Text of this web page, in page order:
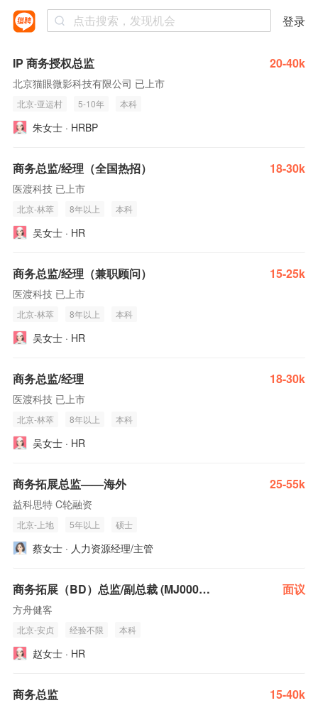
登录
IP 商务授权总监 20-40k
北京猫眼微影科技有限公司 已上市
北京-亚运村 5-10年 本科
朱女士 · HRBP
商务总监/经理（全国热招） 18-30k
医渡科技 已上市
北京-林萃 8年以上 本科
吴女士 · HR
商务总监/经理（兼职顾问） 15-25k
医渡科技 已上市
北京-林萃 8年以上 本科
吴女士 · HR
商务总监/经理 18-30k
医渡科技 已上市
北京-林萃 8年以上 本科
吴女士 · HR
商务拓展总监——海外 25-55k
益科思特 C轮融资
北京-上地 5年以上 硕士
蔡女士 · 人力资源经理/主管
商务拓展（BD）总监/副总裁 (MJ000559) 面议
方舟健客
北京-安贞 经验不限 本科
赵女士 · HR
商务总监 15-40k